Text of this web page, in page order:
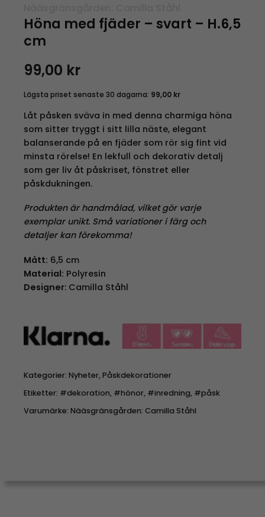
Höna med fjäder – svart – H.6,5
cm
99,00 kr
Lägsta priset senaste 30 dagarna: 99,00 kr
Låt påsken sväva in med denna charmiga höna
som sitter tryggt i sitt lilla näste, elegant
balanserande på en fjäder som rör sig fint vid
minsta rörelse! En lekfull och dekorativ detalj
som ger liv åt påskriset, fönstret eller
påskdukningen.
Produkten är handmålad, vilket gör varje
exemplar unikt. Små variationer i färg och
detaljer kan förekomma!
Mått: 6,5 cm
Material: Polyresin
Designer: Camilla Ståhl
Kategorier: Nyheter,Påskdekorationer
Etiketter: #dekoration, #hönor, #inredning, #påsk
Varumärke: Nääsgränsgården: Camilla Ståhl